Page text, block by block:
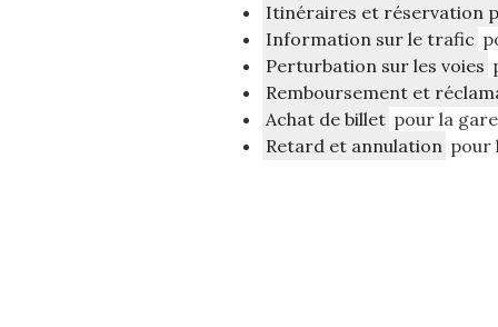
Itinéraires et réservation
Information sur le trafic
Perturbation sur les voies
Remboursement et
Achat de billet pour la
Retard et annulation pour